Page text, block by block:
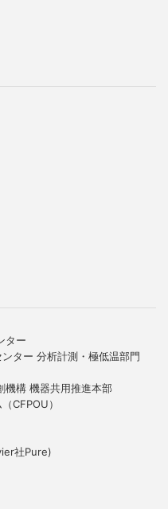
ター
ター 分析計測・極低温部門
機構 機器共用推進本部
CFPOU）
社Pure)